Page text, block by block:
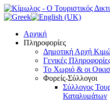
Αρχική
Πληροφορίες
Δημοτική Αρχή
Γενικές
Το Xωριό & οι
Φορείς-Σύλλογοι
Σύλλογος
Καταλυμάτων